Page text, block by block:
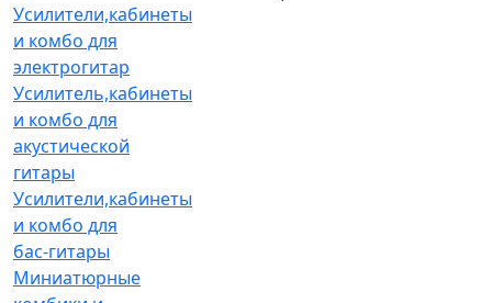
Усилители,кабинеты
и комбо для
электрогитар
Усилитель,кабинеты
и комбо для
акустической
гитары
Усилители,кабинеты
и комбо для
бас-гитары
Миниатюрные